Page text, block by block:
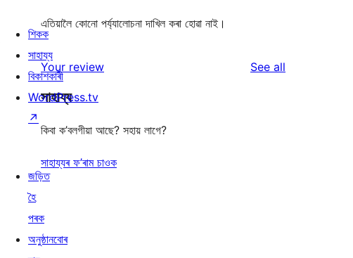
এতিয়ালৈ কোনো পৰ্য্যালোচনা দাখিল কৰা হোৱা নাই।
Your review See all
সাহায্য
কিবা ক’বলগীয়া আছে? সহায় লাগে?
সাহায্যৰ ফ’ৰাম চাওক
শিকক
সাহায্য
বিকাশকাৰী
WordPress.tv
↗
জড়িত
হৈ
পৰক
অনুষ্ঠানবোৰ